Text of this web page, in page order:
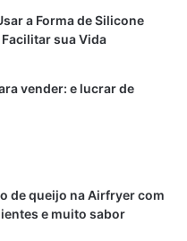
a Forma de Silicone
sua Vida
vender: e lucrar de
de queijo na Airfryer com
e muito sabor